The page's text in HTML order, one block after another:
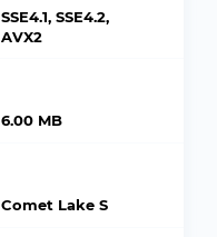
SSE4.1, SSE4.2,
AVX2
6.00 MB
Comet Lake S